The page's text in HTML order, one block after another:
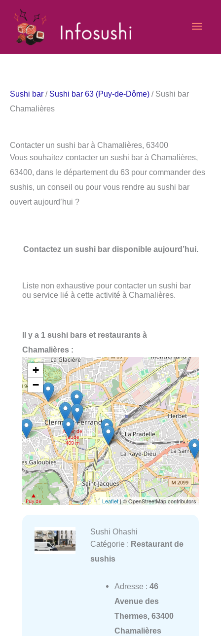
contenu
Sushi bar / Sushi bar 63 (Puy-de-Dôme) / Sushi bar
Chamalières
Contacter un sushi bar à Chamalières, 63400
Vous souhaitez contacter un sushi bar à Chamalières,
63400, dans le département du 63 pour commander des
sushis, un conseil ou pour vous rendre au sushi bar
ouvert aujourd’hui ?
Contactez un sushi bar disponible aujourd’hui.
Liste non exhaustive pour contacter un sushi bar
ou service lié à cette activité à Chamalières.
Il y a 1 sushi bars et restaurants à
Chamalières :
+
−
Leaflet | © OpenStreetMap contributors
Sushi Ohashi
Catégorie : Restaurant de
sushis
Adresse : 46
Avenue des
Thermes, 63400
Chamalières